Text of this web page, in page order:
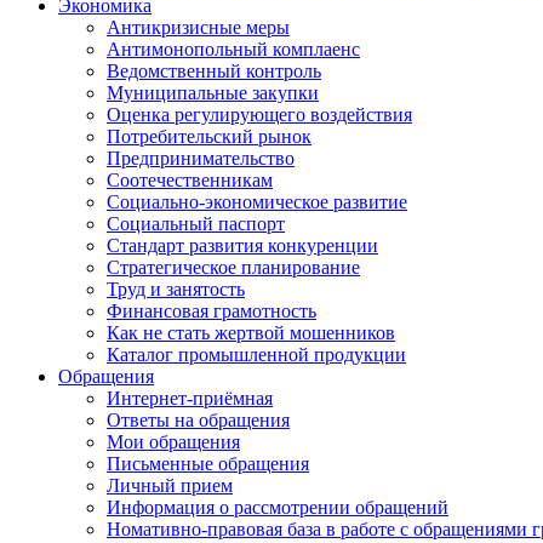
Экономика
Антикризисные меры
Антимонопольный комплаенс
Ведомственный контроль
Муниципальные закупки
Оценка регулирующего воздействия
Потребительский рынок
Предпринимательство
Соотечественникам
Социально-экономическое развитие
Социальный паспорт
Стандарт развития конкуренции
Стратегическое планирование
Труд и занятость
Финансовая грамотность
Как не стать жертвой мошенников
Каталог промышленной продукции
Обращения
Интернет-приёмная
Ответы на обращения
Мои обращения
Письменные обращения
Личный прием
Информация о рассмотрении обращений
Номативно-правовая база в работе с обращениями